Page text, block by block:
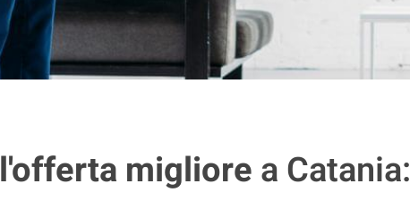
l'offerta migliorea Catania: